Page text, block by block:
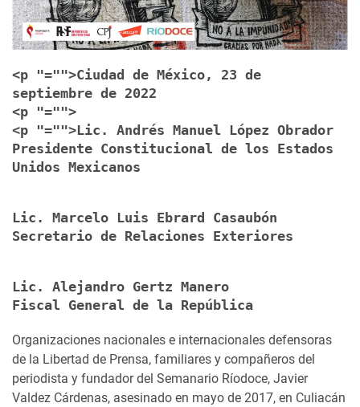
<p "="">Ciudad de México, 23 de
septiembre de 2022
<p "="">
<p "="">Lic. Andrés Manuel López Obrador
Presidente Constitucional de los Estados
Unidos Mexicanos
Lic. Marcelo Luis Ebrard Casaubón
Secretario de Relaciones Exteriores
Lic. Alejandro Gertz Manero
Fiscal General de la República
Organizaciones nacionales e internacionales defensoras
de la Libertad de Prensa, familiares y compañeros del
periodista y fundador del Semanario Ríodoce, Javier
Valdez Cárdenas, asesinado en mayo de 2017, en Culiacán